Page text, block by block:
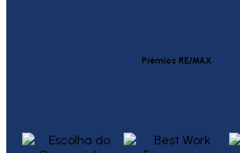
Prémios RE/MAX